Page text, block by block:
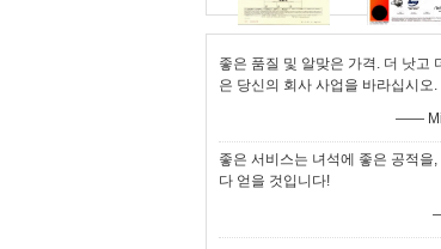
좋은 품질 및 알맞은 가격. 더 낫고
은 당신의 회사 사업을 바라십시오.
——
좋은 서비스는 녀석에 좋은 공적을,
다 얻을 것입니다!